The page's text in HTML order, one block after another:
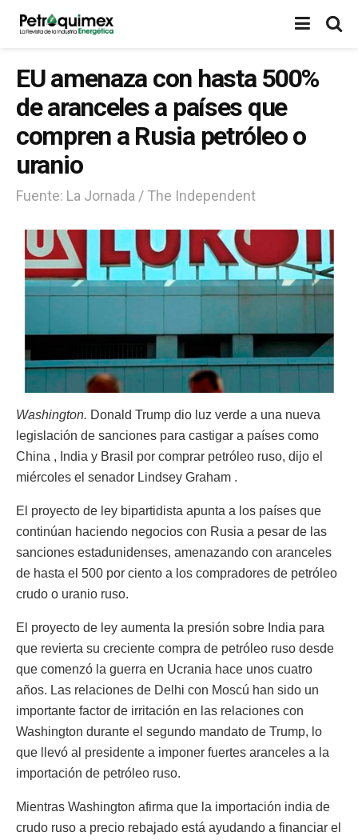
EU amenaza con hasta 500%
de aranceles a países que
compren a Rusia petróleo o
uranio
Fuente: La Jornada / The Independent
Washington. Donald Trump dio luz verde a una nueva
legislación de sanciones para castigar a países como
China , India y Brasil por comprar petróleo ruso, dijo el
miércoles el senador Lindsey Graham .
El proyecto de ley bipartidista apunta a los países que
continúan haciendo negocios con Rusia a pesar de las
sanciones estadunidenses, amenazando con aranceles
de hasta el 500 por ciento a los compradores de petróleo
crudo o uranio ruso.
El proyecto de ley aumenta la presión sobre India para
que revierta su creciente compra de petróleo ruso desde
que comenzó la guerra en Ucrania hace unos cuatro
años. Las relaciones de Delhi con Moscú han sido un
importante factor de irritación en las relaciones con
Washington durante el segundo mandato de Trump, lo
que llevó al presidente a imponer fuertes aranceles a la
importación de petróleo ruso.
Mientras Washington afirma que la importación india de
crudo ruso a precio rebajado está ayudando a financiar el